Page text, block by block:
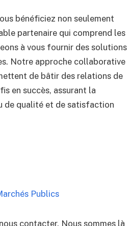
bénéficiez non seulement
partenaire qui comprend les
à vous fournir des solutions
Notre approche collaborative
de bâtir des relations de
en succès, assurant la
de qualité et de satisfaction
Publics
contacter. Nous sommes là